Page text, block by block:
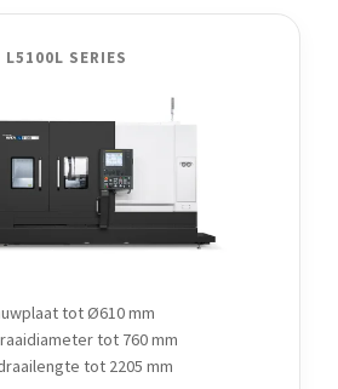
L5100L SERIES
tot Ø610 mm
tot 760 mm
tot 2205 mm